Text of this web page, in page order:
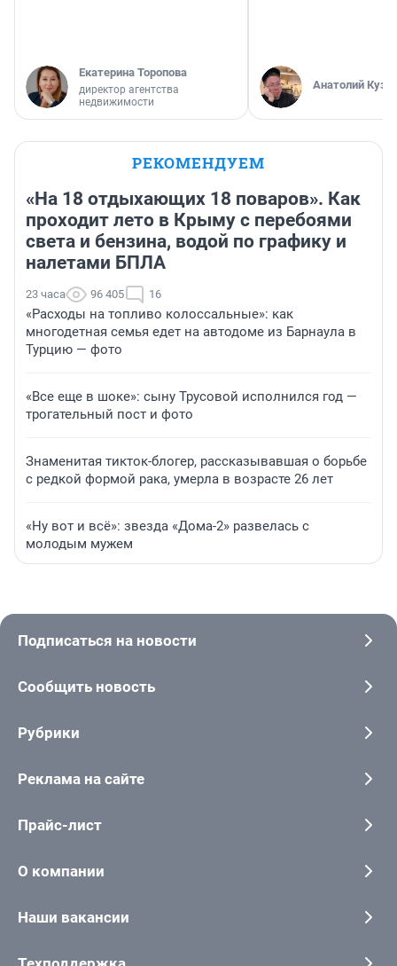
Екатерина Торопова
директор агентства
недвижимости
Анатолий
РЕКОМЕНДУЕМ
«На 18 отдыхающих 18 поваров». Как
проходит лето в Крыму с перебоями
света и бензина, водой по графику и
налетами БПЛА
23 часа 96 405 16
«Расходы на топливо колоссальные»: как
многодетная семья едет на автодоме из Барнаула в
Турцию — фото
«Все еще в шоке»: сыну Трусовой исполнился год —
трогательный пост и фото
Знаменитая тикток-блогер, рассказывавшая о борьбе
с редкой формой рака, умерла в возрасте 26 лет
«Ну вот и всё»: звезда «Дома-2» развелась с
молодым мужем
Подписаться на новости
Сообщить новость
Рубрики
Реклама на сайте
Прайс-лист
О компании
Наши вакансии